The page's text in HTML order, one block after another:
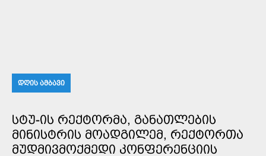
ᲓᲦᲘᲡ ᲐᲛᲑᲐᲕᲘ
ᲡᲢᲣ-ᲘᲡ ᲠᲔᲥᲢᲝᲠᲛᲐ, ᲒᲐᲜᲐᲗᲚᲔᲑᲘᲡ
ᲛᲘᲜᲘᲡᲢᲠᲘᲡ ᲛᲝᲐᲓᲒᲘᲚᲔᲛ, ᲠᲔᲥᲢᲝᲠᲗᲐ
ᲛᲣᲓᲛᲘᲕᲛᲝᲥᲛᲔᲓᲘ ᲙᲝᲜᲤᲔᲠᲔᲜᲪᲘᲘᲡ